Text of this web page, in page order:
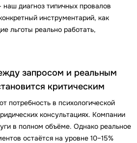
наш диагноз типичных провалов
инструментарий, как
льготы реально работать,
запросом и реальным
критическим
потребность в психологической
консультациях. Компании
в полном объёме. Однако реальное
остаётся на уровне 10–15%